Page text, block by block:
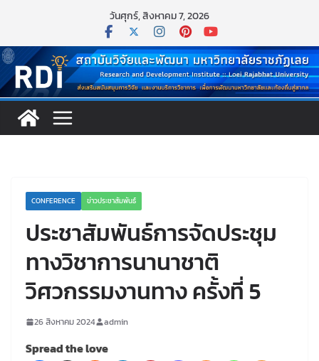
content
วันศุกร์, สิงหาคม 7, 2026
CONFERENCE ข่าวประชาสัมพันธ์
ประชาสัมพันธ์การจัดประชุม
ทางวิชาการนานาชาติ
วิศวกรรมงานทาง ครั้งที่ 5
26 สิงหาคม 2024 admin
Spread the love